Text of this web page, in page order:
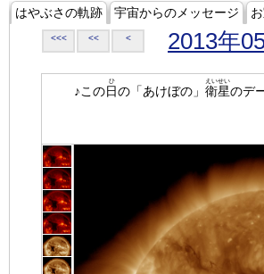
はやぶさの軌跡 宇宙からのメッセージ
<<< << < 2013年
♪この日
ひ
の「あけぼの」 衛星
えいせい
のデ